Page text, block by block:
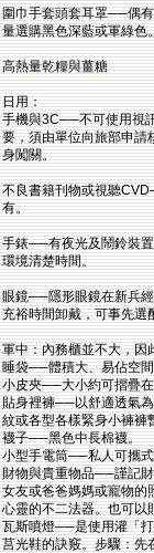
圍巾手套頭套耳罩──偶
量選購黑色深藍或軍綠色
高熱量乾糧與薑糖
日用：
手機與3C──不可使用視
要，須由單位向旅部申請
身闖關。
不良書籍刊物或視聽
有。
手錶──有夜光及鬧鈴裝
環境清楚時間。
眼鏡──隱形眼鏡在新兵
充裕時間卸戴，可事先選
軍中：內務櫃並不大，因
睡袋──體積大、易佔空
小皮夾──大小約可摺疊
貼身裡褲──以舒適透氣
紋或各型各樣緊身小褲褲
襪子──黑色中長棉襪。
小型手電筒──私人可攜
財物與貴重物品──謹記
女友或爸爸媽媽或寵物
心靈的不二法器。也可以
瓦斯噴燈──是使用灌「
莒光鞋的訣竅。步驟：先